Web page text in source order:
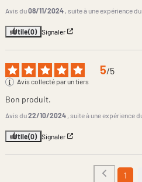
Avis du08/11/2024 , suite à une expérience du
Utile(0) Signaler
5/5
Avis collecté par un tiers
Bon produit.
Avis du22/10/2024 , suite à une expérience
Utile(0) Signaler
1